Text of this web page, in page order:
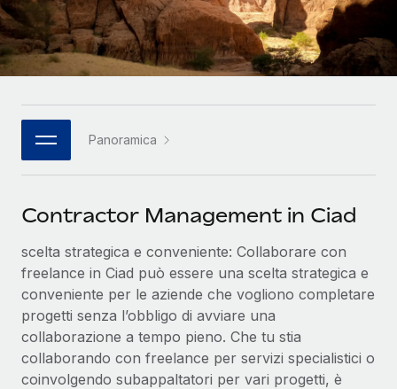
Português (Portugal)
日本語
한국어
中文（简体）
Panoramica
Contractor Management in Ciad
scelta strategica e conveniente: Collaborare con
freelance in Ciad può essere una scelta strategica e
conveniente per le aziende che vogliono completare
progetti senza l’obbligo di avviare una
collaborazione a tempo pieno. Che tu stia
collaborando con freelance per servizi specialistici o
coinvolgendo subappaltatori per vari progetti, è